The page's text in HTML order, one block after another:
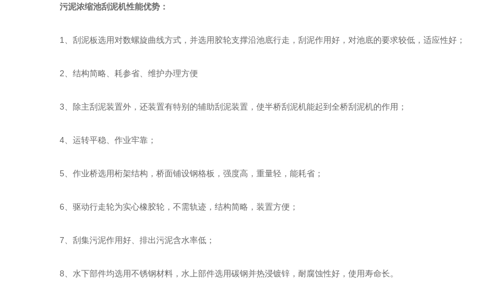
污泥浓缩池刮泥机性能优势：
1、刮泥板选用对数螺旋曲线方式，并选用胶轮支撑沿池底行走，刮泥作用好，对池底的要求较低，适应性好；
2、结构简略、耗参省、维护办理方便
3、除主刮泥装置外，还装置有特别的辅助刮泥装置，使半桥刮泥机能起到全桥刮泥机的作用；
4、运转平稳、作业牢靠；
5、作业桥选用桁架结构，桥面铺设钢格板，强度高，重量轻，能耗省；
6、驱动行走轮为实心橡胶轮，不需轨迹，结构简略，装置方便；
7、刮集污泥作用好、排出污泥含水率低；
8、水下部件均选用不锈钢材料，水上部件选用碳钢并热浸镀锌，耐腐蚀性好，使用寿命长。